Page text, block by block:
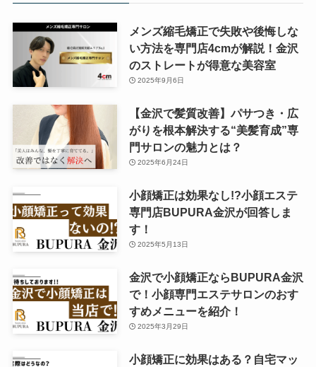
メンズ縮毛矯正で失敗や後悔しな
い方法を専門店4cmが解説！金沢
のストレートが得意な美容室
2025年9月6日
【金沢で髪質改善】パサつき・広
がりを根本解決する“美髪育成”専
門サロンの魅力とは？
2025年6月24日
小顔矯正は効果なし!?小顔エステ
専門店BUPURA金沢が回答しま
す！
2025年5月13日
金沢で小顔矯正ならBUPURA金沢
で！小顔専門エステサロンのおす
すめメニューを紹介！
2025年3月29日
小顔矯正に効果はある？自宅マッ